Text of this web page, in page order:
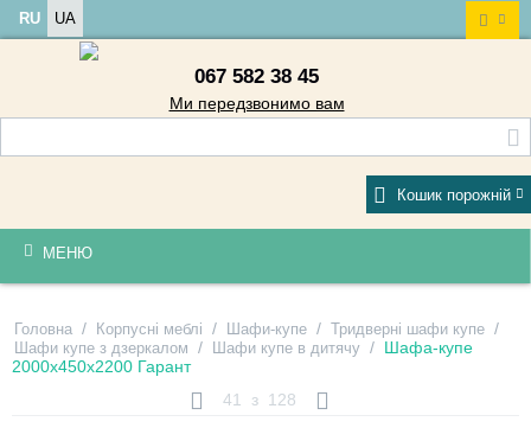
RU UA
067 582 38 45
Ми передзвонимо вам
Кошик порожній
МЕНЮ
Головна / Корпусні меблі / Шафи-купе / Тридверні шафи купе /
Шафи купе з дзеркалом / Шафи купе в дитячу / Шафа-купе
2000х450х2200 Гарант
41
з 128